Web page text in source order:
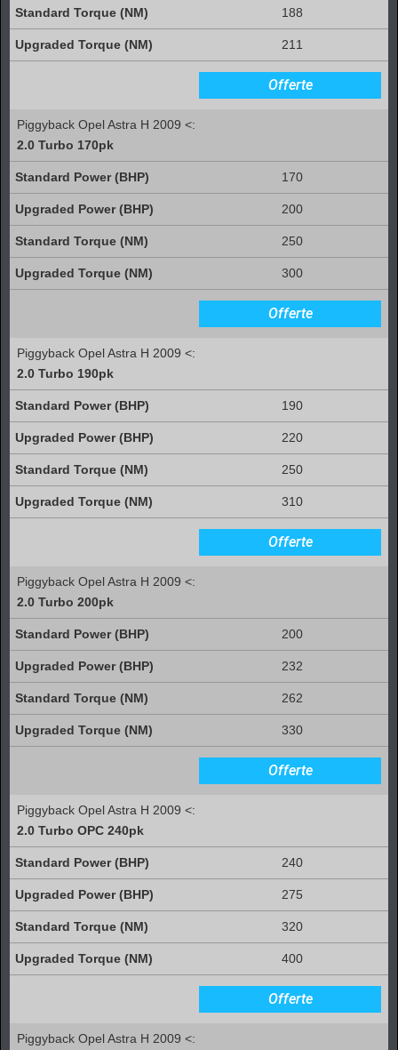
188
211
Offerte
Piggyback Opel Astra H 2009 <:
2.0 Turbo 170pk
170
200
250
300
Offerte
Piggyback Opel Astra H 2009 <:
2.0 Turbo 190pk
190
220
250
310
Offerte
Piggyback Opel Astra H 2009 <:
2.0 Turbo 200pk
200
232
262
330
Offerte
Piggyback Opel Astra H 2009 <:
2.0 Turbo OPC 240pk
240
275
320
400
Offerte
Piggyback Opel Astra H 2009 <: